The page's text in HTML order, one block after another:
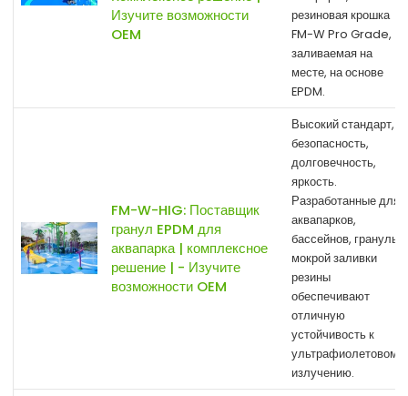
Изучите возможности
OEM
резиновая крошка
FM-W Pro Grade,
заливаемая на
месте, на основе
EPDM.
FM-W-HIG: Поставщик
гранул EPDM для
аквапарка | комплексное
решение | - Изучите
возможности OEM
Высокий стандарт,
безопасность,
долговечность,
яркость.
Разработанные для
аквапарков,
бассейнов, гранулы
мокрой заливки
резины
обеспечивают
отличную
устойчивость к
ультрафиолетовому
излучению.